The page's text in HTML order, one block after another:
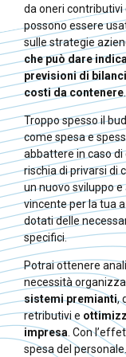
da oneri
possono essere
sulle strategie
che può dare
previsioni di
costi da contenere.
Troppo spesso il
come spesa e
abbattere in caso di
rischia di privarsi di
un nuovo sviluppo
vincente per la tua
dotati delle
specifici.
Potrai ottenere
necessità
sistemi premianti,
retributivi e
impresa. Con
spesa del personale.